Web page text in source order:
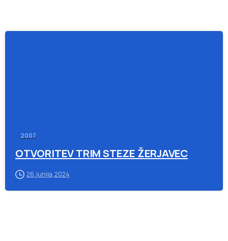
2007
OTVORITEV TRIM STEZE ŽERJAVEC
26. junija, 2024